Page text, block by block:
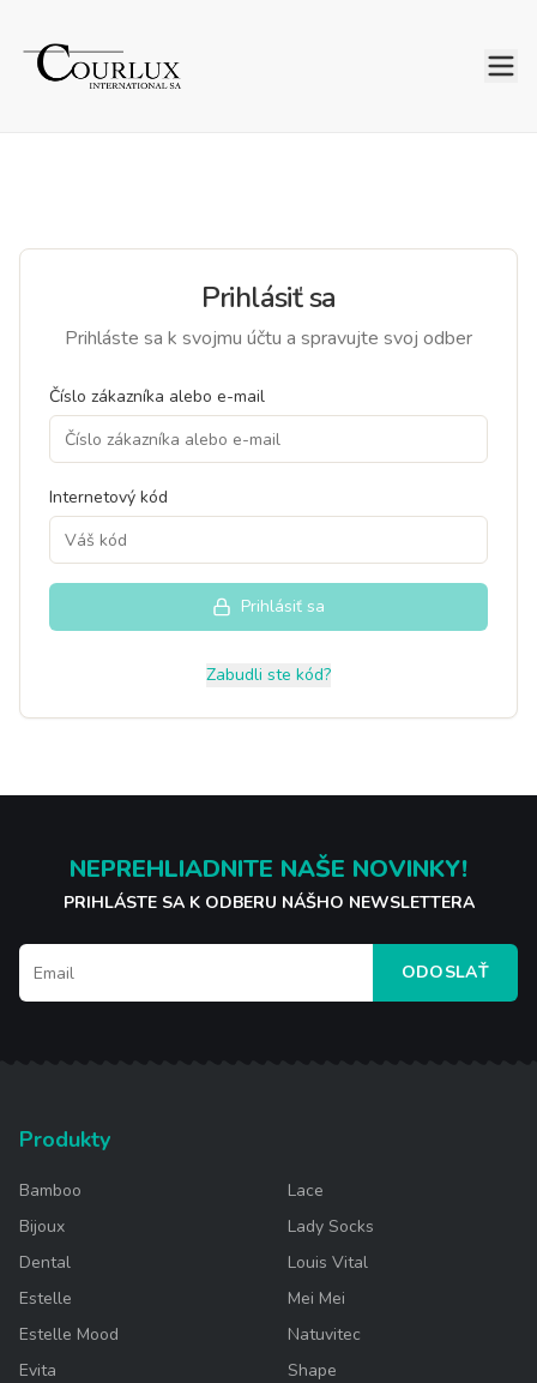
Prihlásiť sa
Prihláste sa k svojmu účtu a spravujte svoj odber
Číslo zákazníka alebo e-mail
Internetový kód
Prihlásiť sa
Zabudli ste kód?
NEPREHLIADNITE NAŠE NOVINKY!
PRIHLÁSTE SA K ODBERU NÁŠHO NEWSLETTERA
ODOSLAŤ
Produkty
Bamboo
Bijoux
Dental
Estelle
Estelle Mood
Evita
Lace
Lady Socks
Louis Vital
Mei Mei
Natuvitec
Shape